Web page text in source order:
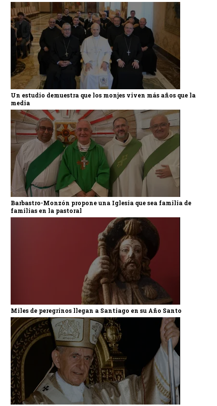
Un estudio demuestra que los monjes viven más años que la
media
Barbastro-Monzón propone una Iglesia que sea familia de
familias en la pastoral
Miles de peregrinos llegan a Santiago en su Año Santo